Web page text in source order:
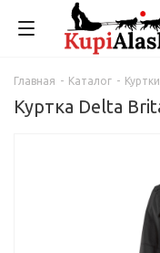
Главная - Каталог -
Куртка Delta